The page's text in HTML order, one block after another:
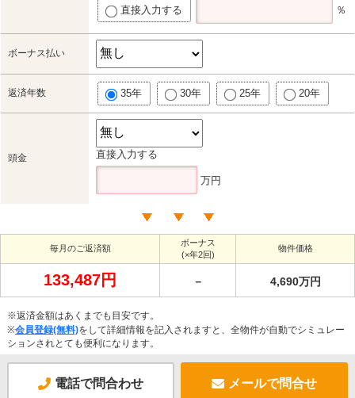
直接入力する ％
ボーナス払い
返済年数 35年 30年 25年 20年
頭金 直接入力する
万円
毎月のご返済額
ボーナス
(×年2回)
物件価格
133,487円 － 4,690万円
※返済金額はあくまでも目安です。
※会員登録(無料)をして詳細情報を記入されますと、全物件が自動でシミュレー
ションされとても便利になります。
電話で問合わせ メールで問合せ